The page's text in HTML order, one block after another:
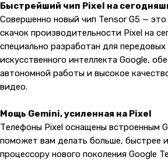
Быстрейший чип Pixel на
Совершенно новый чип Tensor G5 —
скачок производительности Pixel на
специально разработан для передовых
искусственного интеллекта Google,
автономной работы и высокое
видео.
Мощь Gemini, усиленная на Pixel
Телефоны Pixel оснащены встроенным
поможет вам делать больше, быстрее
процессору нового поколения Google